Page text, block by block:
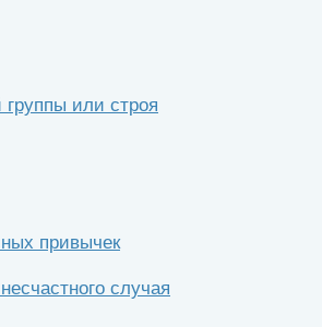
или строя
привычек
случая